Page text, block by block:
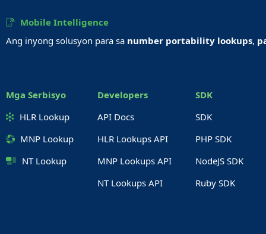
Mobile Intelligence
Ang inyong solusyon para sa number portability lookups,
Mga Serbisyo
HLR Lookup
MNP Lookup
NT Lookup
Developers
API Docs
HLR Lookups API
MNP Lookups API
NT Lookups API
SDK
SDK
PHP SDK
NodeJS SDK
Ruby SDK